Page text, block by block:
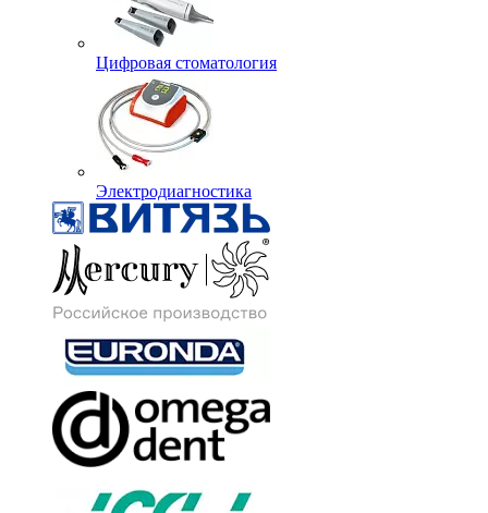
Цифровая стоматология
Электродиагностика